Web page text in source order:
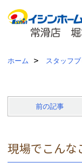
ホーム スタッフ
前の記事
現場でこんな